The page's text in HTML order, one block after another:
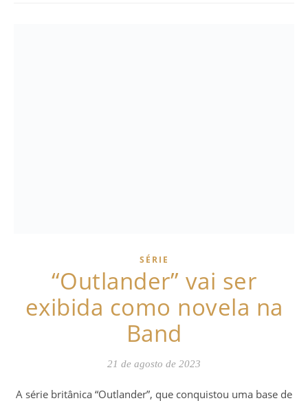
SÉRIE
“Outlander” vai ser
exibida como novela na
Band
21 de agosto de 2023
A série britânica “Outlander”, que conquistou uma base de